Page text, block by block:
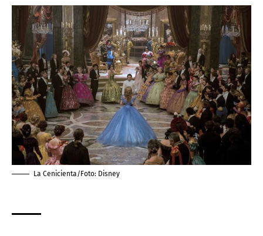
La Cenicienta/Foto: Disney